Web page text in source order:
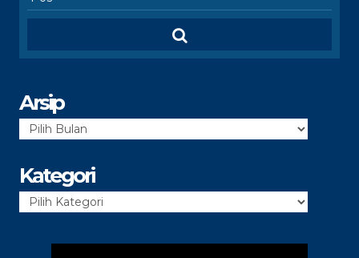
Arsip
Arsip
Kategori
Kategori